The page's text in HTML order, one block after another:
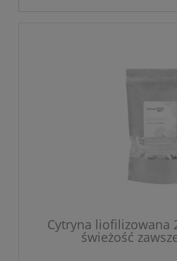
Cytryna liofilizowana
świeżość